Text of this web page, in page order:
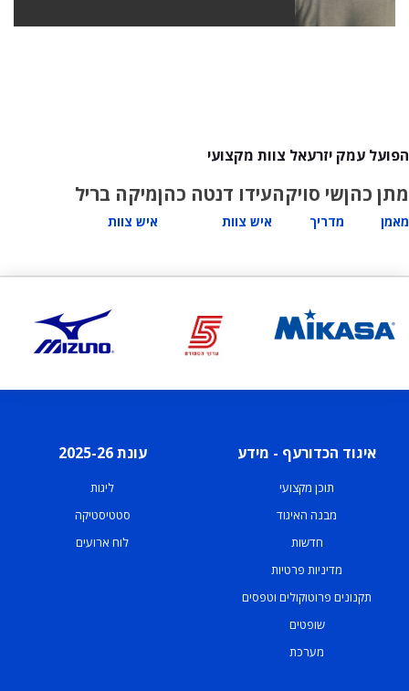
הפועל עמק יזרעאל צוות מקצועי
מתן כהן
מאמן
שי סויקה
מדריך
עידו דנטה כהן
איש צוות
מיקה בריל
איש צוות
איגוד הכדורעף - מידע
תוכן מקצועי
מבנה האיגוד
חדשות
מדיניות פרטיות
תקנונים פרוטוקולים וטפסים
שופטים
מערכת
עונת 2025-26
ליגות
סטטיסטיקה
לוח ארועים